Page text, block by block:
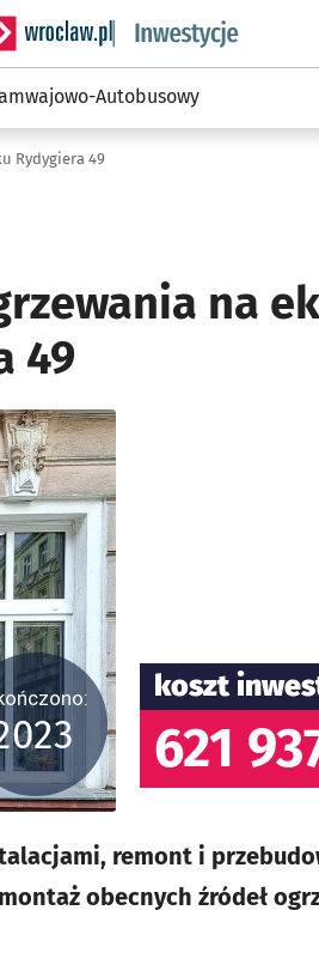
informacyjny wroclaw.pl
Autobusowy
Rydygiera 49
na
49
koszt
621
remont i
obecnych źródeł